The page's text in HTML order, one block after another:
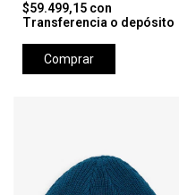
$59.499,15 con
Transferencia o depósito
Comprar